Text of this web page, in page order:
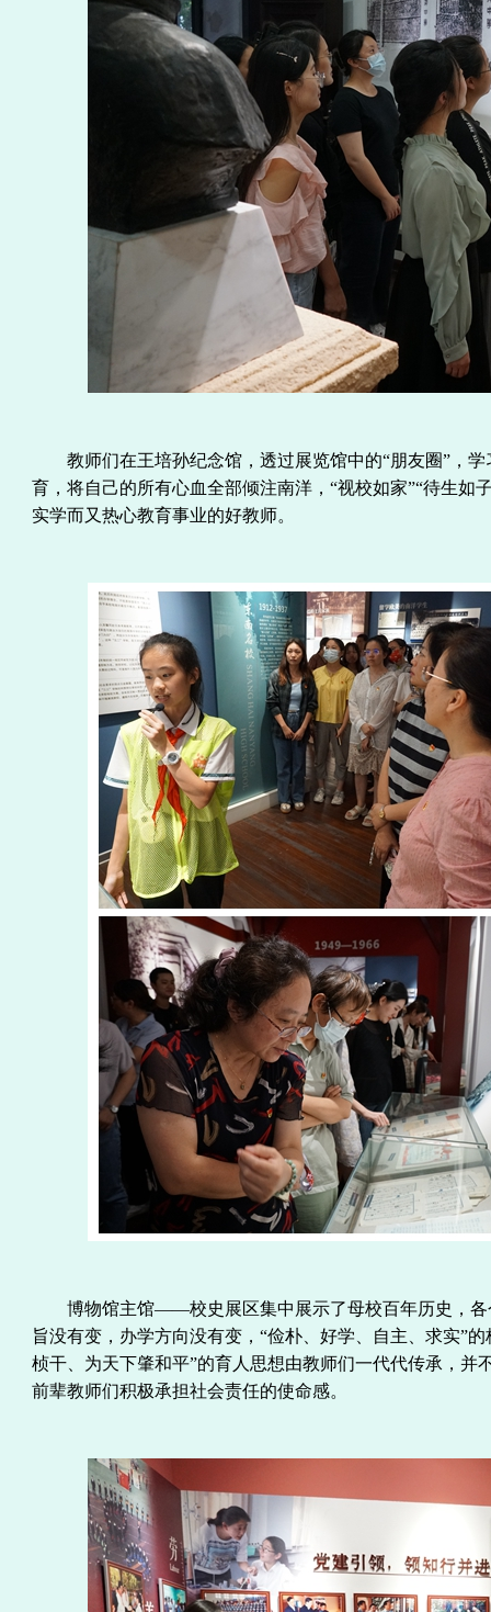
教师们在王培孙纪念馆，透过展览馆中的“朋友圈”，
育，将自己的所有心血全部倾注南洋，“视校如家”“待生
实学而又热心教育事业的好教师。
博物馆主馆——校史展区集中展示了母校百年历史，各
旨没有变，办学方向没有变， “俭朴、好学、自主、求实”的
桢干、为天下肇和平”的育人思想由教师们一代代传承，并
前辈教师们积极承担社会责任的使命感。